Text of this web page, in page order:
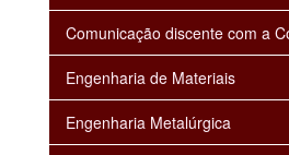
Comunicação discente com a
Engenharia de Materiais
Engenharia Metalúrgica